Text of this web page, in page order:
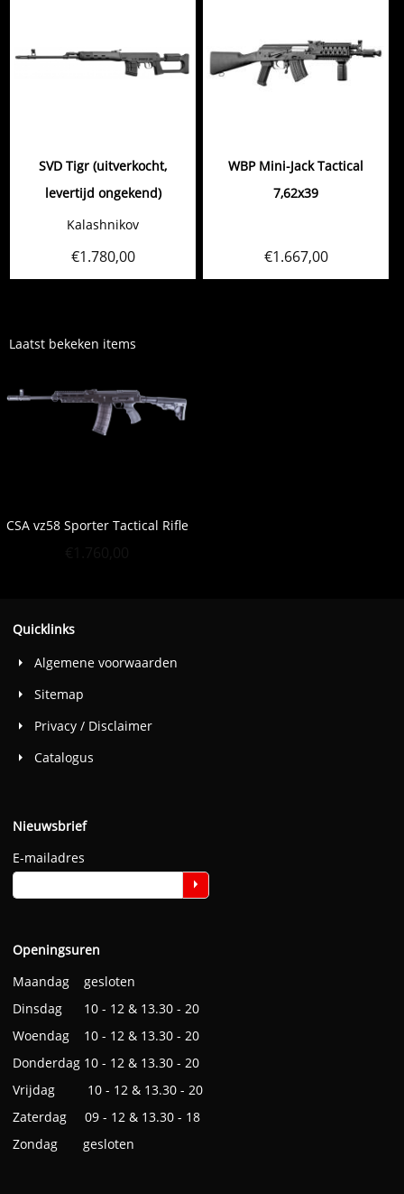
SVD Tigr (uitverkocht,
levertijd ongekend)
Kalashnikov
€1.780,00
WBP Mini-Jack Tactical
7,62x39
€1.667,00
Laatst bekeken items
CSA vz58 Sporter Tactical Rifle
Quicklinks
Algemene voorwaarden
Sitemap
Privacy / Disclaimer
Catalogus
Nieuwsbrief
E-mailadres
Openingsuren
Maandag gesloten
Dinsdag 10 - 12 & 13.30 - 20
Woendag 10 - 12 & 13.30 - 20
Donderdag 10 - 12 & 13.30 - 20
Vrijdag 10 - 12 & 13.30 - 20
Zaterdag 09 - 12 & 13.30 - 18
Zondag gesloten